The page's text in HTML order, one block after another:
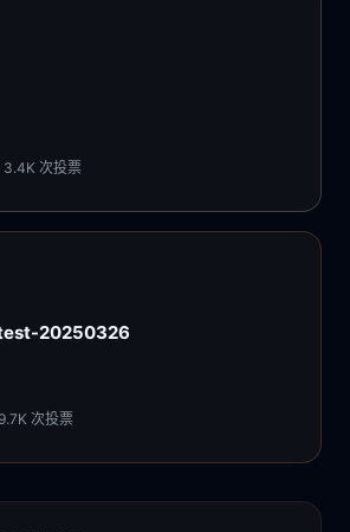
3.4K次投票
20250326
次投票